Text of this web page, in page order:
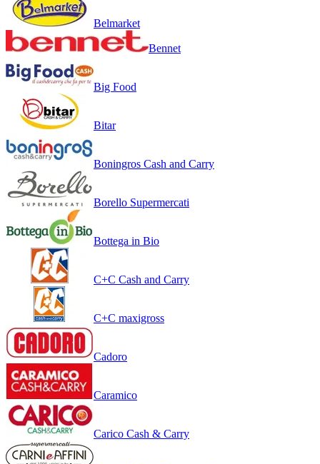
Belmarket
Bennet
Big Food
Bitar
Boningros Cash and Carry
Borello Supermercati
Bottega in Bio
C+C Cash and Carry
C+C maxigross
Cadoro
Caramico
Carico Cash & Carry